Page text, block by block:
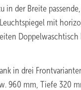
in der Breite
mit
in drei
960 mm, Tiefe 320